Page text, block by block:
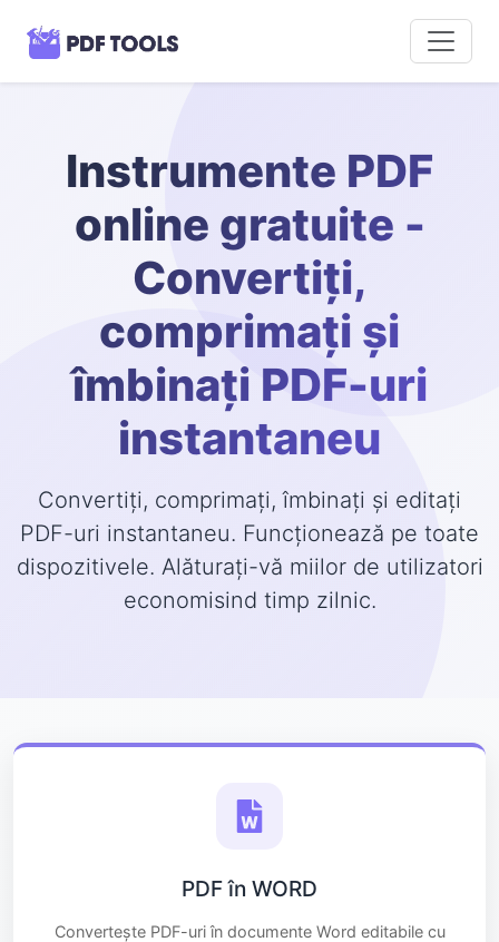
Instrumente PDF
online gratuite -
Convertiți,
comprimați și
îmbinați PDF-uri
instantaneu
Convertiți, comprimați, îmbinați și editați
PDF-uri instantaneu. Funcționează pe toate
dispozitivele. Alăturați-vă miilor de utilizatori
economisind timp zilnic.
PDF în WORD
Convertește PDF-uri în documente Word editabile cu